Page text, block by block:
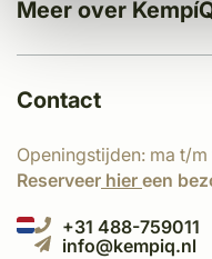
Meer over
Contact
Openingstijden: ma t/
Reserveer hier een
+31 488-759011
info@kempiq.nl